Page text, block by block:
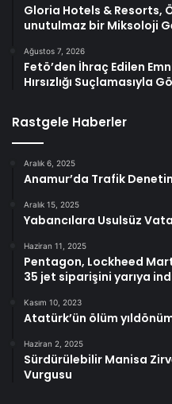
Gloria Hotels & Resorts,
unutulmaz bir Miksoloji
Ağustos 7, 2026
Fetö’den İhraç Edilen
Hırsızlığı Suçlamasıyla
Rastgele Haberler
Aralık 6, 2025
Anamur’da Trafik
Aralık 15, 2025
Yabancılara Usulsüz
Haziran 11, 2025
Pentagon, Lockheed
35 jet siparişini yarıya
Kasım 10, 2023
Atatürk’ün ölüm
Haziran 2, 2025
Sürdürülebilir Manisa
Vurgusu